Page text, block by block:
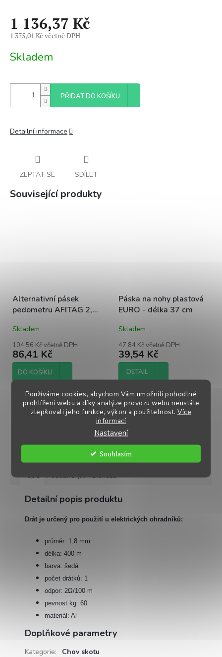
Používáme cookies, abychom Vám umožnili pohodlné
prohlížení webu a díky analýze provozu webu neustále
zlepšovali jeho funkce, výkon a použitelnost. Více
informací
Nastavení
Souhlasím
1 136,37 Kč
1 375,01 Kč včetně DPH
cena:
Skladem
PŘIDAT DO KOŠÍKU
Detailní informace
ZEPTAT SE SDÍLET
Související produkty
Alternativní pásek
pedometru AFITAG 2,
Skladem
104,56 Kč včetně DPH
86,41 Kč
DO KOŠÍKU
Pásek pedometru oranžový
Páska na nohy plastová
EURO - délka 37 cm
Skladem
47,84 Kč včetně DPH
39,54 Kč
DETAIL
Používá se pro dlouhodobé
označení, vysoce kvalitní plast
ZOBRAZIT VŠECHNY SOUVISEJÍCÍ PRODUKTY
Popis Podobné (7) Diskuze
Detailní popis produktu
Drát je určený pro použití u elektrických ohradníků:
průměr: 1,8 mm
délka: 400 m
barva: šedá
počet drátků: 1
odpor: 2Ω/100 m
pevnost kg: 60
materiál: Al
Doplňkové parametry
Kategorie:
Chov skotu